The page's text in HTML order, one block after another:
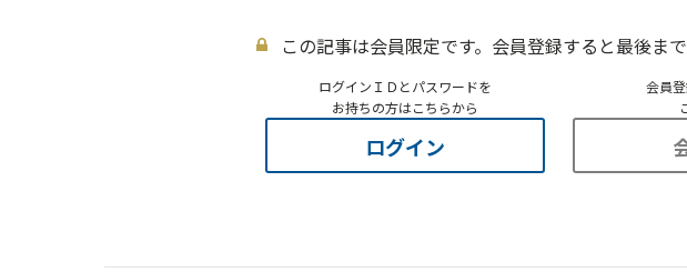
この記事は会員限定です。会員登録すると最後ま
ログインＩＤとパスワードを
お持ちの方はこちらから
ログイン
会員